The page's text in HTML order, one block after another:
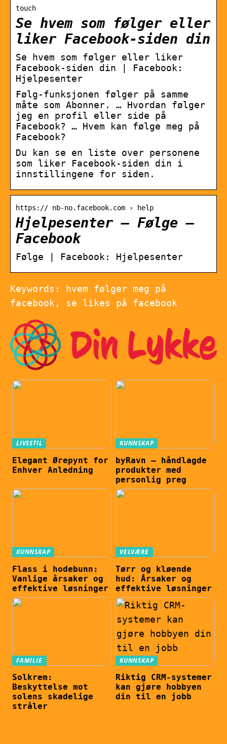
touch
Se hvem som følger eller
liker Facebook-siden din
Se hvem som følger eller liker
Facebook-siden din | Facebook:
Hjelpesenter
Følg-funksjonen følger på samme
måte som Abonner. … Hvordan følger
jeg en profil eller side på
Facebook? … Hvem kan følge meg på
Facebook?
Du kan se en liste over personene
som liker Facebook-siden din i
innstillingene for siden.
https:// nb-no.facebook.com › help
Hjelpesenter – Følge –
Facebook
Følge | Facebook: Hjelpesenter
Keywords: hvem følger meg på
facebook, se likes på facebook
LIVSSTIL
Elegant Ørepynt for
Enhver Anledning
KUNNSKAP
byRavn – håndlagde
produkter med
personlig preg
KUNNSKAP
Flass i hodebunn:
Vanlige årsaker og
effektive løsninger
VELVÆRE
Tørr og kløende
hud: Årsaker og
effektive løsninger
FAMILIE
Solkrem:
Beskyttelse mot
solens skadelige
stråler
KUNNSKAP
Riktig CRM-systemer
kan gjøre hobbyen
din til en jobb